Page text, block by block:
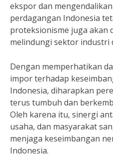
ekspor dan
perdagangan Indonesia
proteksionisme juga akan
melindungi sektor industri
Dengan memperhatikan
impor terhadap
Indonesia, diharapkan
terus tumbuh dan
Oleh karena itu, sinergi
usaha, dan masyarakat
menjaga keseimbangan
Indonesia.